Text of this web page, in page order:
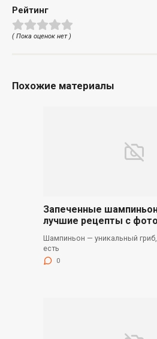
Рейтинг
( Пока оценок нет )
Похожие материалы
Запеченные
лучшие рецепты с фото
Шампиньон — уникальный
есть
0